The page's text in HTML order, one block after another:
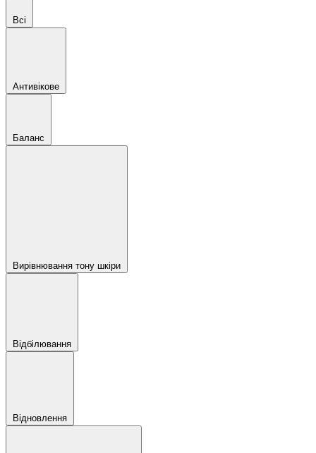
Всі
Антивікове
Баланс
Вирівнювання тону шкіри
Відбілювання
Відновлення